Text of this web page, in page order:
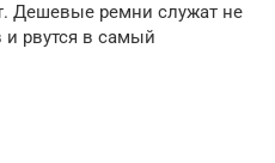
Дешевые ремни служат не
и рвутся в самый